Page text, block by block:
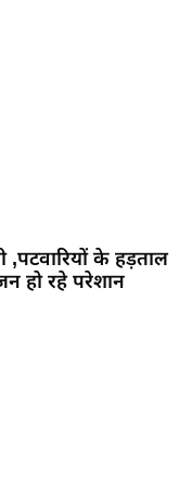
,पटवारियों के हड़ताल
हो रहे परेशान